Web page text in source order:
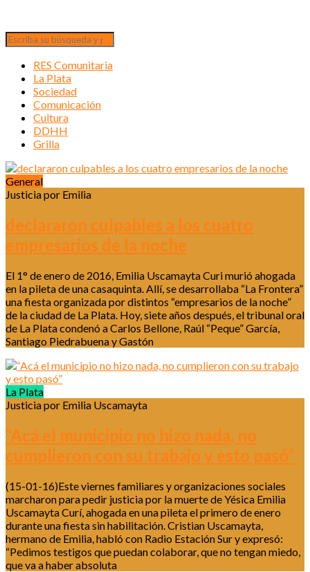
RES Comunitaria
La Plata
Sociedad
Comunicación
Cultura
DDHH
Grilla
General
Justicia por Emilia
declararon culpables a los cuatro
empresarios de la noche
El 1° de enero de 2016, Emilia Uscamayta Curi murió ahogada
en la pileta de una casaquinta. Allí, se desarrollaba “La Frontera”
una fiesta organizada por distintos “empresarios de la noche”
de la ciudad de La Plata. Hoy, siete años después, el tribunal oral
de La Plata condenó a Carlos Bellone, Raúl “Peque” García,
Santiago Piedrabuena y Gastón
La Plata
Justicia por Emilia Uscamayta
“Acá el municipio no hizo nada, no
cumplieron con su trabajo y esto pasó”
(15-01-16)Este viernes familiares y organizaciones sociales
marcharon para pedir justicia por la muerte de Yésica Emilia
Uscamayta Curí, ahogada en una pileta el primero de enero
durante una fiesta sin habilitación. Cristian Uscamayta,
hermano de Emilia, habló con Radio Estación Sur y expresó:
“Pedimos testigos que puedan colaborar, que no tengan miedo,
que va a haber absoluta